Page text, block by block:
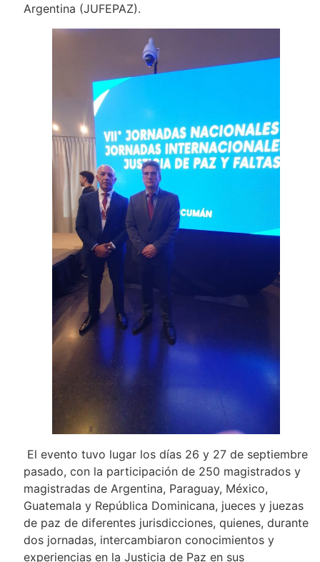
Argentina (JUFEPAZ).
El evento tuvo lugar los días 26 y 27 de septiembre
pasado, con la participación de 250 magistrados y
magistradas de Argentina, Paraguay, México,
Guatemala y República Dominicana, jueces y juezas
de paz de diferentes jurisdicciones, quienes, durante
dos jornadas, intercambiaron conocimientos y
experiencias en la Justicia de Paz en sus